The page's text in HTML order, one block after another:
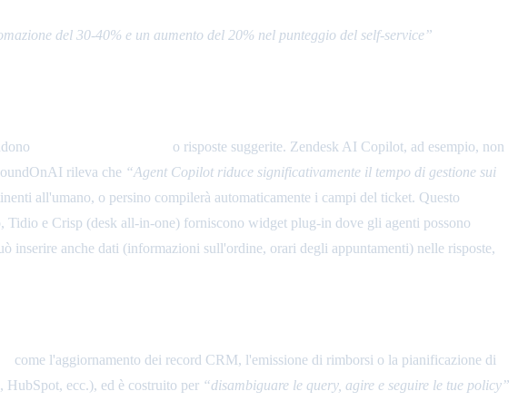
del 30-40% e un aumento del 20% nel punteggio del self-service”
o risposte suggerite. Zendesk AI Copilot, ad esempio, non
rileva che “Agent Copilot riduce significativamente il tempo di gestione sui
all'umano, o persino compilerà automaticamente i campi del ticket. Questo
Tidio e Crisp (desk all-in-one) forniscono widget plug-in dove gli agenti possono
anche dati (informazioni sull'ordine, orari degli appuntamenti) nelle risposte,
come l'aggiornamento dei record CRM, l'emissione di rimborsi o la pianificazione di
HubSpot, ecc.), ed è costruito per “disambiguare le query, agire e seguire le tue policy”